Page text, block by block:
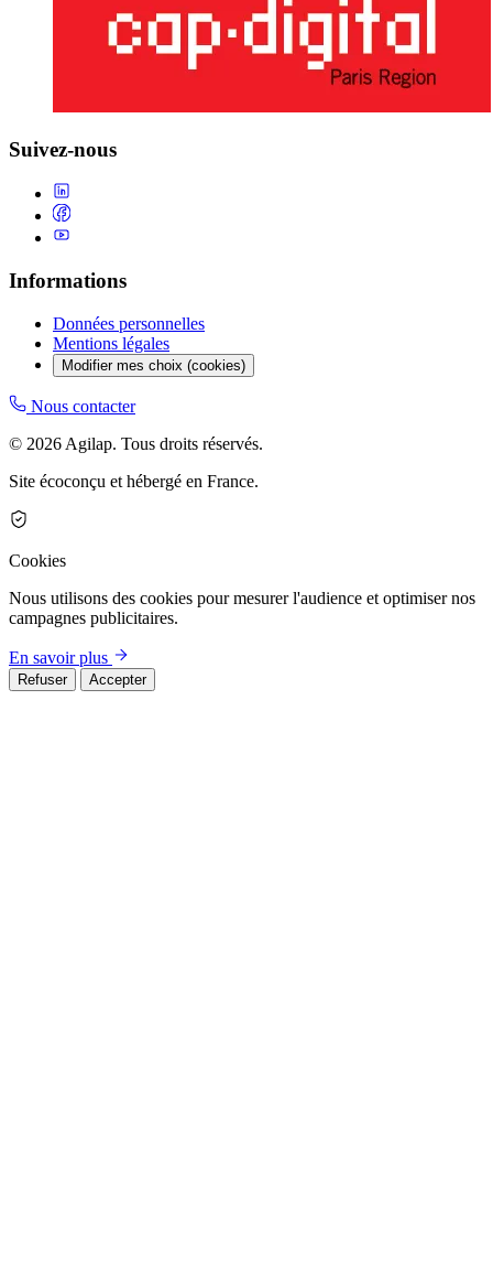
Suivez-nous
Informations
Données personnelles
Mentions légales
Modifier mes choix (cookies)
Nous contacter
© 2026 Agilap. Tous droits réservés.
Site écoconçu et hébergé en France.
Cookies
Nous utilisons des cookies pour mesurer l'audience et optimiser nos
campagnes publicitaires.
En savoir plus
Refuser Accepter